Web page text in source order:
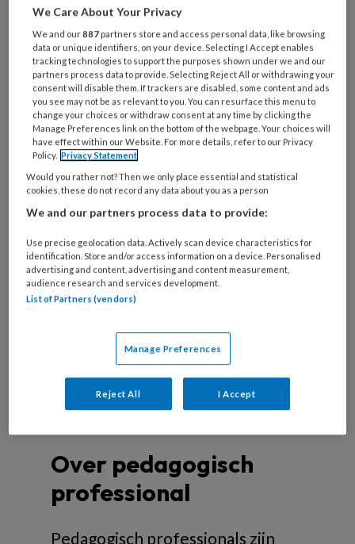
Kinderopvangdirecteur schrijft
boek voor non-binaire kinderen:
‘Soms is iets gewoon een fase’
"Non-binair betekent: geen jongen óf meisje.
Eigenlijk vind ik het gek dat het non-binair wordt
genoemd. Waarom? Ik voel me gewoon mezelf."
Dit zegt Jo-an in het kinderboek van Manja Haze,
directeur van Montessori kinderopvang Mickey.
kinderen. 'Ik zal nooit zeggen: "Ik denk dat jij non-
binair bent, wil je weten wat dat betekent?"
Over pedagogisch
professional
Pedagogisch professionals zijn
We Care About Your Privacy
We and our887 partners store and access personal data, like browsing
data or unique identifiers, on your device. Selecting I Accept enables
tracking technologies to support the purposes shown under we and our
partners process data to provide. Selecting Reject All or withdrawing your
consent will disable them. If trackers are disabled, some content and ads
you see may not be as relevant to you. You can resurface this menu to
change your choices or withdraw consent at any time by clicking the
Manage Preferences link on the bottom of the webpage. Your choices will
have effect within our Website. For more details, refer to our Privacy
Policy. Privacy Statement
Would you rather not? Then we only place essential and statistical
cookies, these do not record any data about you as a person
We and our partners process data to provide:
Use precise geolocation data. Actively scan device characteristics for
identification. Store and/or access information on a device. Personalised
advertising and content, advertising and content measurement,
audience research and services development.
List of Partners (vendors)
Manage Preferences
Reject All I Accept